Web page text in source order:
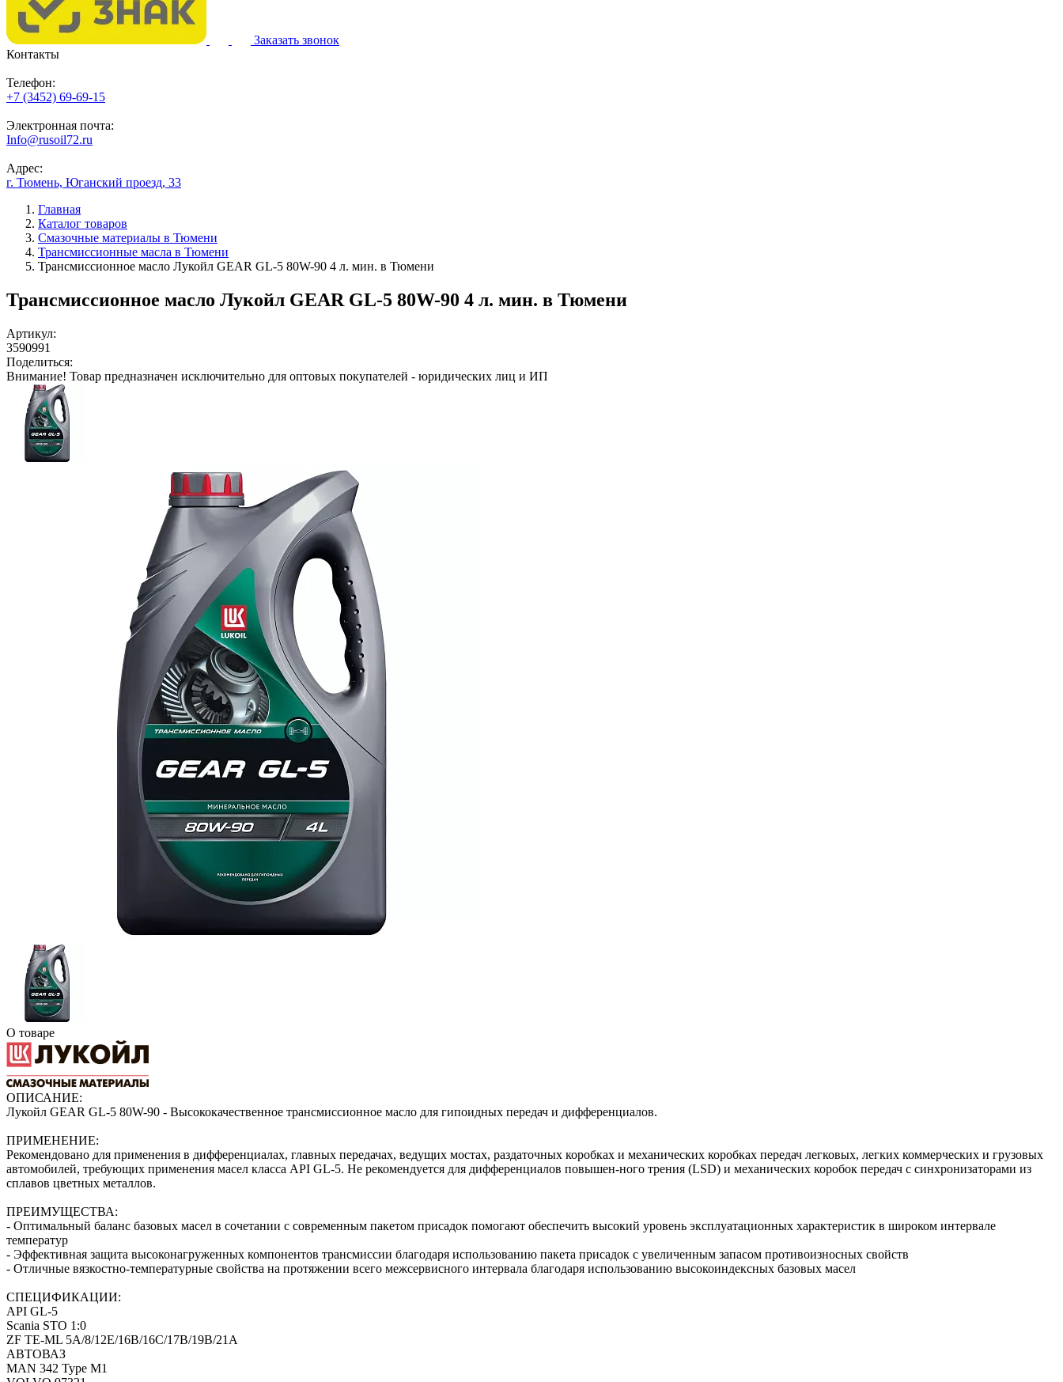
Заказать звонок
Контакты
Телефон:
+7 (3452) 69-69-15
Электронная почта:
Info@rusoil72.ru
Адрес:
г. Тюмень, Юганский проезд, 33
Главная
Каталог товаров
Смазочные материалы в Тюмени
Трансмиссионные масла в Тюмени
Трансмиссионное масло Лукойл GEAR GL-5 80W-90 4 л. мин. в Тюмени
Трансмиссионное масло Лукойл GEAR GL-5 80W-90 4 л. мин. в Тюмени
Артикул:
3590991
Поделиться:
Внимание! Товар предназначен исключительно для оптовых покупателей - юридических лиц и ИП
О товаре
ОПИСАНИЕ:
Лукойл GEAR GL-5 80W-90 - Высококачественное трансмиссионное масло для гипоидных передач и дифференциалов.
ПРИМЕНЕНИЕ:
Рекомендовано для применения в дифференциалах, главных передачах, ведущих мостах, раздаточных коробках и механических коробках передач легковых, легких коммерческих и грузовых
автомобилей, требующих применения масел класса API GL-5. Не рекомендуется для дифференциалов повышен-ного трения (LSD) и механических коробок передач с синхронизаторами из
сплавов цветных металлов.
ПРЕИМУЩЕСТВА:
- Оптимальный баланс базовых масел в сочетании с современным пакетом присадок помогают обеспечить высокий уровень эксплуатационных характеристик в широком интервале
температур
- Эффективная защита высоконагруженных компонентов трансмиссии благодаря использованию пакета присадок с увеличенным запасом противоизносных свойств
- Отличные вязкостно-температурные свойства на протяжении всего межсервисного интервала благодаря использованию высокоиндексных базовых масел
СПЕЦИФИКАЦИИ:
API GL-5
Scania STO 1:0
ZF TE-ML 5A/8/12E/16B/16C/17B/19B/21A
АВТОВАЗ
MAN 342 Type M1